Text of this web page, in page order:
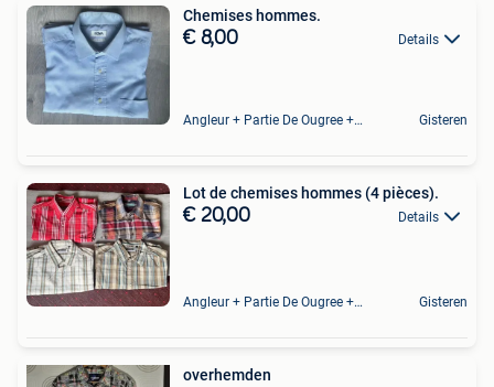
Chemises hommes.
€ 8,00 Details
Angleur + Partie De Ougree + Partie De Tilff Et De Embourg Gisteren
Lot de chemises hommes (4 pièces).
€ 20,00 Details
Angleur + Partie De Ougree + Partie De Tilff Et De Embourg Gisteren
overhemden